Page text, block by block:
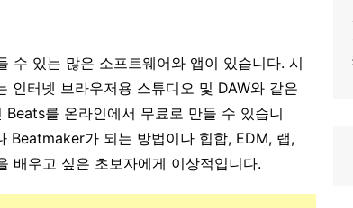
수 있는 많은 소프트웨어와 앱이 있습니다. 시
인터넷 브라우저용 스튜디오 및 DAW와 같은
를 온라인에서 무료로 만들 수 있습니
Beatmaker가 되는 방법이나 힙합, EDM, 랩,
배우고 싶은 초보자에게 이상적입니다.